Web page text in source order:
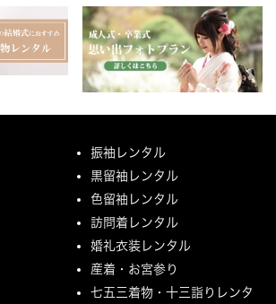
振袖レンタル
黒留袖レンタル
色留袖レンタル
訪問着レンタル
婚礼衣装レンタル
産着・お宮参り
七五三着物・十三詣りレンタ